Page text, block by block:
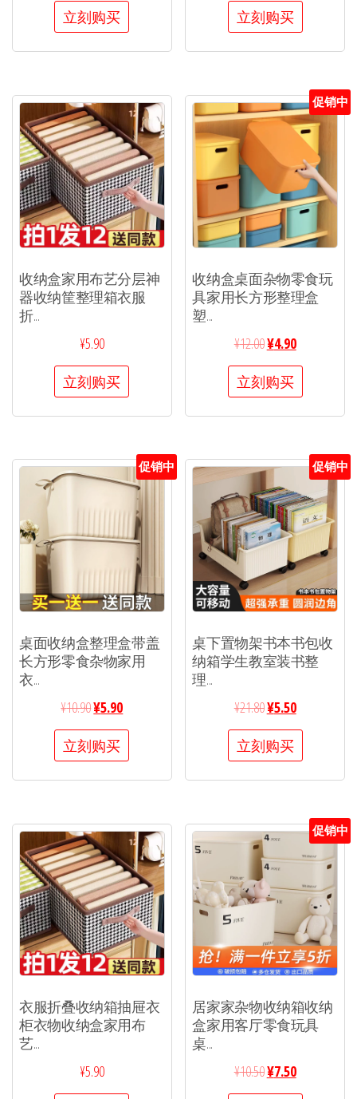
立刻购买 立刻购买
收纳盒家用布艺分层神
器收纳筐整理箱衣服
折...
¥5.90
立刻购买
促销中
收纳盒桌面杂物零食玩
具家用长方形整理盒
塑...
¥12.00¥4.90
立刻购买
促销中
桌面收纳盒整理盒带盖
长方形零食杂物家用
衣...
¥10.90¥5.90
立刻购买
促销中
桌下置物架书本书包收
纳箱学生教室装书整
理...
¥21.80¥5.50
立刻购买
衣服折叠收纳箱抽屉衣
柜衣物收纳盒家用布
艺...
¥5.90
促销中
居家家杂物收纳箱收纳
盒家用客厅零食玩具
桌...
¥10.50¥7.50